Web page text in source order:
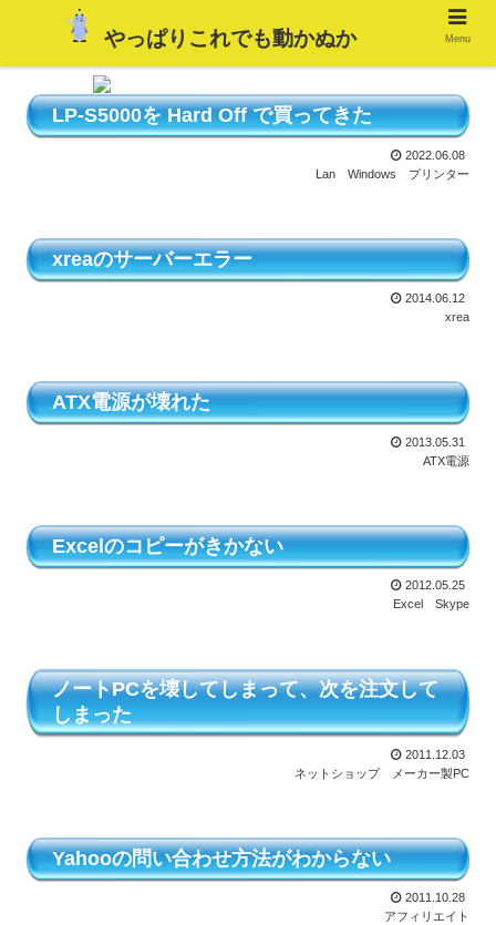
LP-S5000を Hard Off で買ってきた
2022.06.08
Lan
Windows プリンター
xreaのサーバーエラー
2014.06.12
xrea
ATX電源が壊れた
2013.05.31
ATX電源
Excelのコピーがきかない
2012.05.25
Excel
Skype
ノートPCを壊してしまって、次を注文して
しまった
2011.12.03
ネットショップ
メーカー製PC
Yahooの問い合わせ方法がわからない
2011.10.28
アフィリエイト
やっぱりこれでも動かぬか Menu